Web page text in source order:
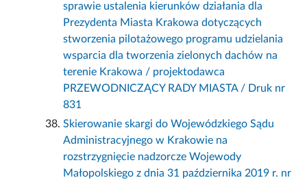
sprawie ustalenia kierunków działania dla
Prezydenta Miasta Krakowa dotyczących
stworzenia pilotażowego programu udzielania
wsparcia dla tworzenia zielonych dachów na
terenie Krakowa / projektodawca
PRZEWODNICZĄCY RADY MIASTA / Druk nr
831
Skierowanie skargi do Wojewódzkiego Sądu
Administracyjnego w Krakowie na
rozstrzygnięcie nadzorcze Wojewody
Małopolskiego z dnia 31 października 2019 r. nr